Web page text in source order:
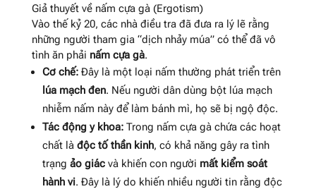
Giả thuyết về nấm cựa gà (Ergotism)
Vào thế kỷ 20, các nhà điều tra đã đưa ra lý lẽ rằng
những người tham gia “dịch nhảy múa” có thể đã vô
tình ăn phải nấm cựa gà.
Cơ chế:Đây là một loại nấm thường phát triển trên
lúa mạch đen. Nếu người dân dùng bột lúa mạch
nhiễm nấm này để làm bánh mì, họ sẽ bị ngộ độc.
Tác động y khoa:Trong nấm cựa gà chứa các hoạt
chất là độc tố thần kinh, có khả năng gây ra tình
trạng ảo giácvà khiến con người mất kiểm soát
hành vi. Đây là lý do khiến nhiều người tin rằng độc